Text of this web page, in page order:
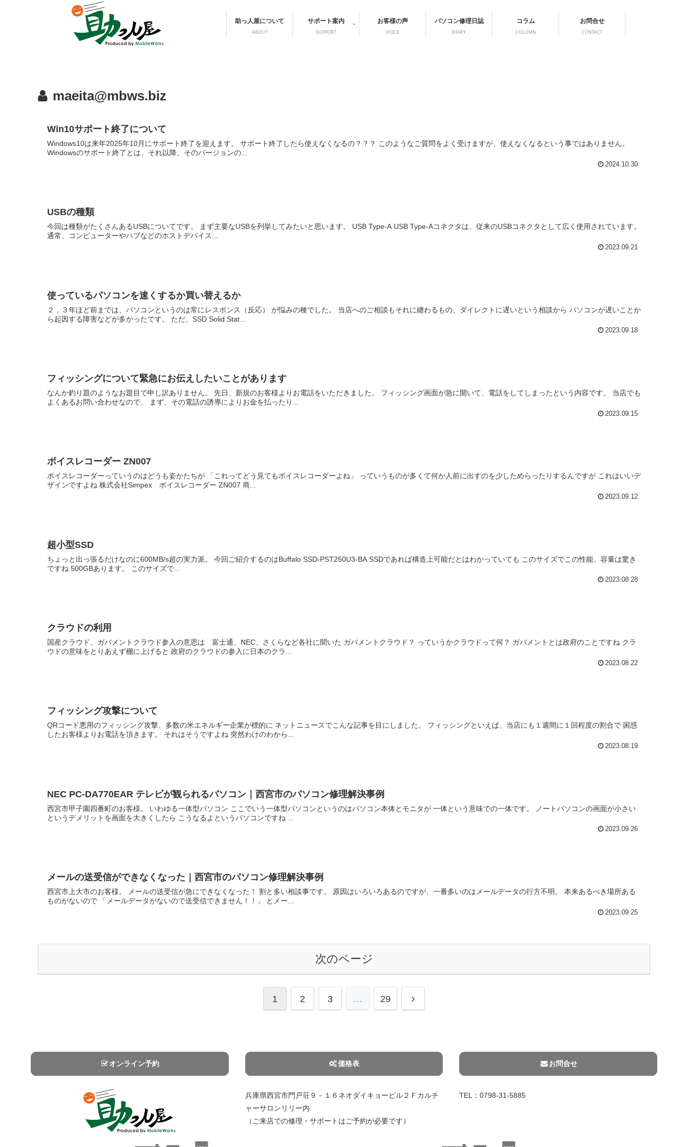
助っ人屋について
ABOUT
サポート案内
SUPPORT
お客様の声
VOICE
パソコン修理日誌
DIARY
コラム
COLUMN
お問合せ
CONTACT
maeita@mbws.biz
Win10サポート終了について
Windows10は来年2025年10月にサポート終了を迎えます。 サポート終了したら使えなくなるの？？？ このようなご質問をよく受けますが、使えなくなるという事ではありません。
Windowsのサポート終了とは、それ以降、そのバージョンの...
2024.10.30
USBの種類
今回は種類がたくさんあるUSBについてです。 まず主要なUSBを列挙してみたいと思います。 USB Type-A USB Type-Aコネクタは、従来のUSBコネクタとして広く使用されています。
通常、コンピューターやハブなどのホストデバイス...
2023.09.21
使っているパソコンを速くするか買い替えるか
２，３年ほど前までは、パソコンというのは常にレスポンス（反応） が悩みの種でした。 当店へのご相談もそれに纏わるもの、ダイレクトに遅いという相談から パソコンが遅いことか
ら起因する障害などが多かったです。 ただ、SSD Solid Stat...
2023.09.18
フィッシングについて緊急にお伝えしたいことがあります
なんか釣り題のようなお題目で申し訳ありません。 先日、新規のお客様よりお電話をいただきました。 フィッシング画面が急に開いて、電話をしてしまったという内容です。 当店でも
よくあるお問い合わせなので、 まず、その電話の誘導によりお金を払ったり...
2023.09.15
ボイスレコーダー ZN007
ボイスレコーダーっていうのはどうも姿かたちが 「これってどう見てもボイスレコーダーよね」 っていうものが多くて何か人前に出すのを少しためらったりするんですが これはいいデ
ザインですよね 株式会社Simpex ボイスレコーダー ZN007 商...
2023.09.12
超小型SSD
ちょっと出っ張るだけなのに600MB/s超の実力派。 今回ご紹介するのはBuffalo SSD-PST250U3-BA SSDであれば構造上可能だとはわかっていても このサイズでこの性能、容量は驚き
ですね 500GBあります。 このサイズで...
2023.08.28
クラウドの利用
国産クラウド、ガバメントクラウド参入の意思は 富士通、NEC、さくらなど各社に聞いた ガバメントクラウド？ っていうかクラウドって何？ ガバメントとは政府のことですね クラ
ウドの意味をとりあえず棚に上げると 政府のクラウドの参入に日本のクラ...
2023.08.22
フィッシング攻撃について
QRコード悪用のフィッシング攻撃、多数の米エネルギー企業が標的に ネットニュースでこんな記事を目にしました。 フィッシングといえば、当店にも１週間に１回程度の割合で 困惑
したお客様よりお電話を頂きます。 それはそうですよね 突然わけのわから...
2023.08.19
NEC PC-DA770EAR テレビが観られるパソコン｜西宮市のパソコン修理解決事例
西宮市甲子園四番町のお客様。 いわゆる一体型パソコン ここでいう一体型パソコンというのはパソコン本体とモニタが 一体という意味での一体です。 ノートパソコンの画面が小さい
というデメリットを画面を大きくしたら こうなるよというパソコンですね ...
2023.09.26
メールの送受信ができなくなった｜西宮市のパソコン修理解決事例
西宮市上大市のお客様。 メールの送受信が急にできなくなった！ 割と多い相談事です。 原因はいろいろあるのですが、一番多いのはメールデータの行方不明。 本来あるべき場所ある
ものがないので 「メールデータがないので送受信できません！！」 とメー...
2023.09.25
次のページ
1 2 3 … 29 次
オンライン予約 価格表
兵庫県西宮市門戸荘９－１６ネオダイキョービル２Ｆカルチ
ャーサロンリリー内
（ご来店での修理・サポートはご予約が必要です）
お問合せ
TEL：0798-31-5885